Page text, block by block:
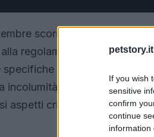
If you wish
sensitive
confirm
continue
information
scorso, un’importante
regolamentazione degli
specifiche per alcune
incolumità”, questa
aspetti critici che meritano